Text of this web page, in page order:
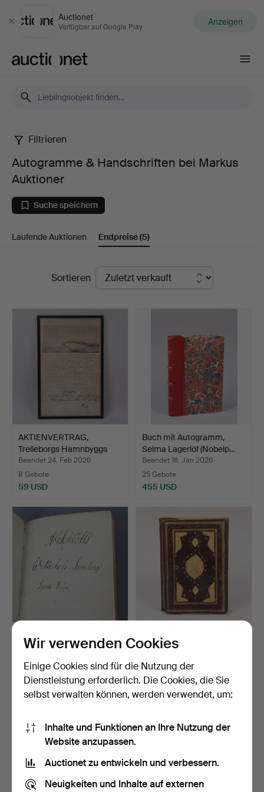
Schließen
Auctionet
Verfügbar auf Google Play Anzeigen
Autogramme
&
Handschriften
bei
Auktioner
Filtrieren
Autogramme & Handschriften bei Markus
Auktioner
Suche speichern
Laufende Auktionen Endpreise(5)
EndpreiseSortieren
AKTIENVERTRAG,
Trelleborgs Hamnbyggs
Actie…
Beendet 24. Feb 2026
8 Gebote
59 USD
Buch mit Autogramm,
Selma Lagerlöf (Nobelp…
Beendet 16. Jan 2026
25 Gebote
455 USD
MANUSKRIPT, Buch, A.G.
Schiöffs „Witterhet…
4 Gebote
211 USD
ARABISCHES
MANUSKRIPT, 1700/19.
50 Gebote
1.197 USD
Wir verwenden Cookies
Einige Cookies sind für die Nutzung der
Dienstleistung erforderlich. Die Cookies, die Sie
selbst verwalten können, werden verwendet, um:
Inhalte und Funktionen an Ihre Nutzung der
Website anzupassen.
Auctionet zu entwickeln und verbessern.
Neuigkeiten und Inhalte auf externen